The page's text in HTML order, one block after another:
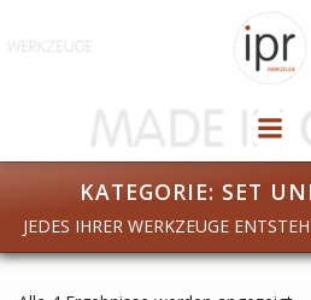
Inhalt
KATEGORIE: SET
JEDES IHRER WERKZEUGE